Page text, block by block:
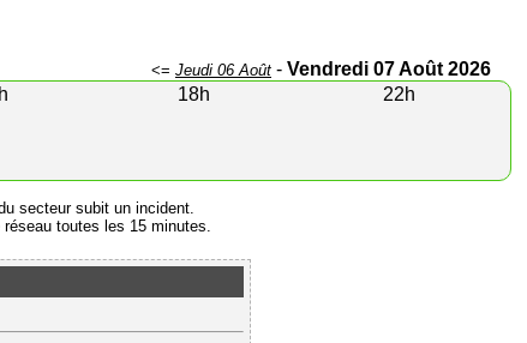
<= Jeudi 06 Août - Vendredi 07 Août 2026
18h
22h
secteur subit un incident.
toutes les 15 minutes.